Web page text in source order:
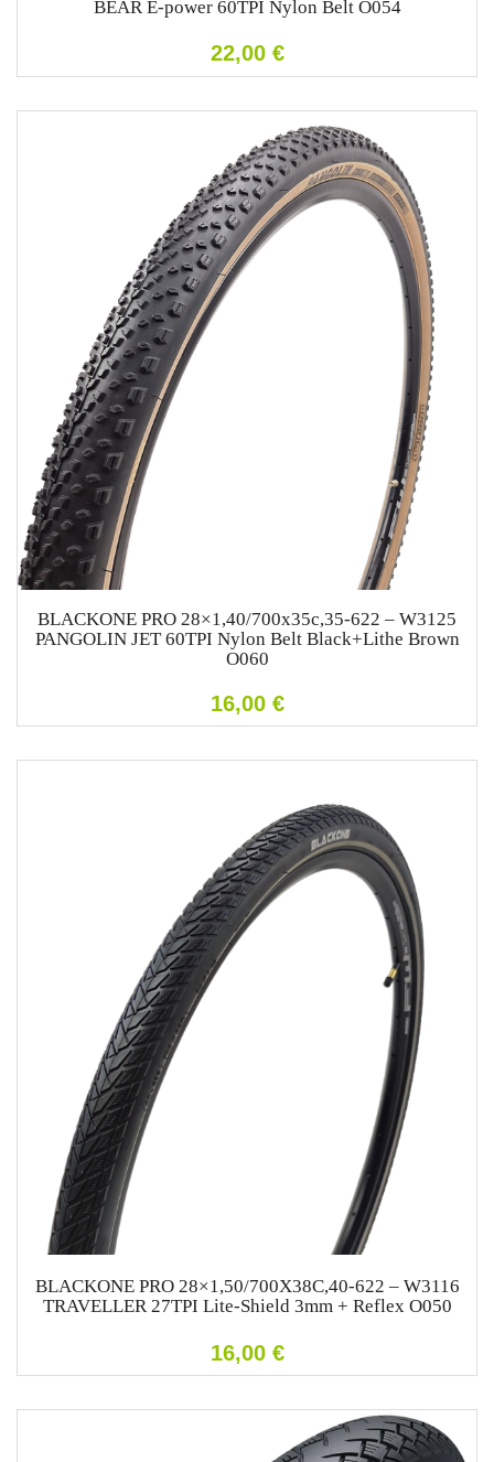
BEAR E-power 60TPI Nylon Belt O054
22,00 €
BLACKONE PRO 28×1,40/700x35c,35-622 – W3125
PANGOLIN JET 60TPI Nylon Belt Black+Lithe Brown
O060
16,00 €
BLACKONE PRO 28×1,50/700X38C,40-622 – W3116
TRAVELLER 27TPI Lite-Shield 3mm + Reflex O050
16,00 €